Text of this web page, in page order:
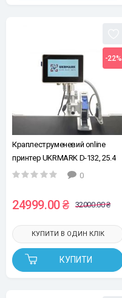
-22%
Краплеструменевий online
принтер UKRMARK D-132, 25.4
мм (з сенсором, без0
24999.00 ₴ 32000.00 ₴
КУПИТИ
КУПИТИ В ОДИН КЛІК